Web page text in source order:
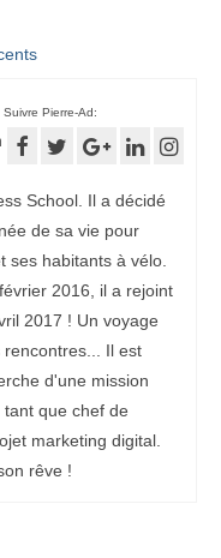
Suivre Pierre-Ad:
School. Il a décidé
de sa vie pour
ses habitants à vélo.
2016, il a rejoint
2017 ! Un voyage
Il est
d'une mission
que chef de
marketing digital.
rêve !